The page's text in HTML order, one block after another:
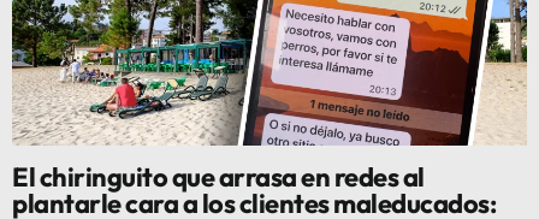
El chiringuito que arrasa en redes al
plantarle cara a los clientes maleducados: